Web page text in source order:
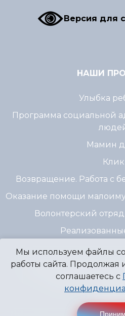
Версия для
НАШИ
Улыбка
Программа социальной
Мамин
Клик
Возвращение. Работа с
Оказание помощи
Волонтерский
© 2007 - 2026
"Источник
Мы используем файлы
работы сайта. Продолжая
соглашаетесь с